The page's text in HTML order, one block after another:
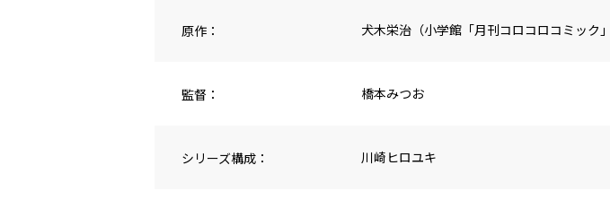
原作： 犬木栄治（小学館「月刊コロコロコミック」
監督： 橋本みつお
シリーズ構成： 川崎ヒロユキ